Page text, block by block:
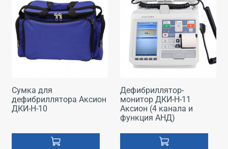
Сумка для
дефибриллятора Аксион
ДКИ-Н-10
Дефибриллятор-
монитор ДКИ-Н-11
Аксион (4 канала и
функция АНД)